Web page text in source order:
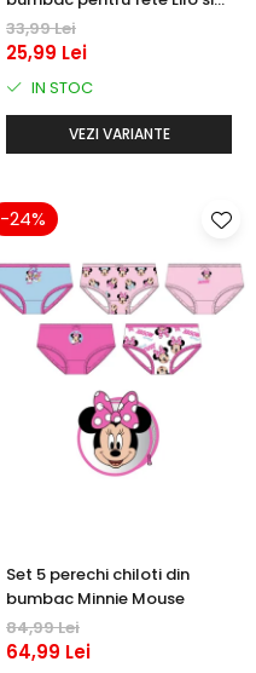
Stitch
33,99 Lei
25,99 Lei
IN STOC
VEZI VARIANTE
-24%
Set 5 perechi chiloti din
bumbac Minnie Mouse
84,99 Lei
64,99 Lei